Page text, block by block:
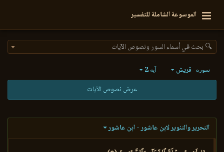
الموسوعة الشاملة للتفسير
🔍 بحث في أسماء السور ونصوص الآيات
سورة قريش آية 2
عرض نصوص الآيات
التحرير والتنوير لابن عاشور - ابن عاشور